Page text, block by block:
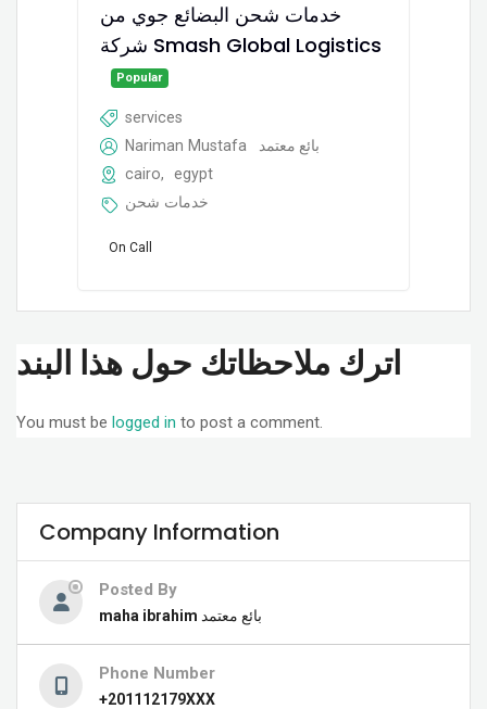
خدمات شحن البضائع جوي من
شركة Smash Global Logistics
Popular
services
Nariman Mustafa
بائع معتمد
cairo,
egypt
خدمات شحن
On Call
اترك ملاحظاتك حول هذا البند
You must be logged in to post a comment.
Company Information
Posted By
maha ibrahim بائع معتمد
Phone Number
+201112179XXX